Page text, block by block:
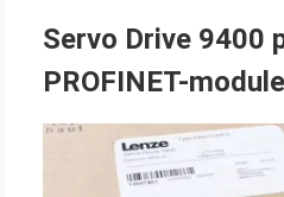
Servo Drive 9400
PROFINET-module